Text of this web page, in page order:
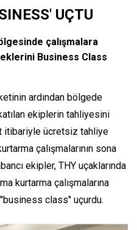
UÇTU
çalışmalara
Business Class
ardından bölgede
ekiplerin tahliyesini
itibariyle ücretsiz tahliye
çalışmalarının sona
ekipler, THY uçaklarında
kurtarma çalışmalarına
class" uçurdu.